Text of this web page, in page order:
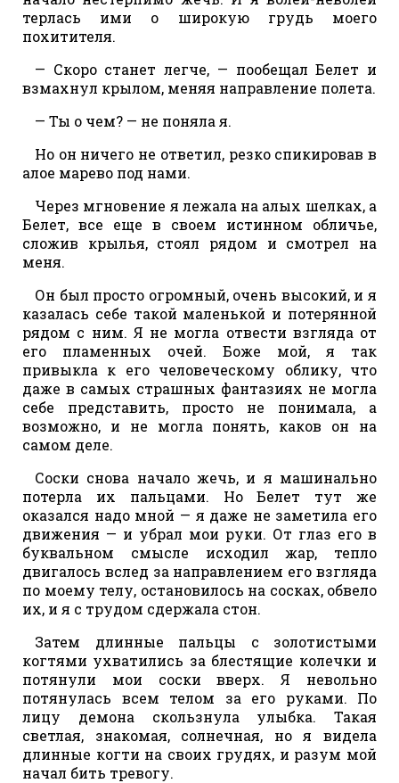
терлась ими о широкую грудь моего
похитителя.
— Скоро станет легче, — пообещал Белет и
взмахнул крылом, меняя направление полета.
— Ты о чем? — не поняла я.
Но он ничего не ответил, резко спикировав в
алое марево под нами.
Через мгновение я лежала на алых шелках, а
Белет, все еще в своем истинном обличье,
сложив крылья, стоял рядом и смотрел на
меня.
Он был просто огромный, очень высокий, и я
казалась себе такой маленькой и потерянной
рядом с ним. Я не могла отвести взгляда от
его пламенных очей. Боже мой, я так
привыкла к его человеческому облику, что
даже в самых страшных фантазиях не могла
себе представить, просто не понимала, а
возможно, и не могла понять, каков он на
самом деле.
Соски снова начало жечь, и я машинально
потерла их пальцами. Но Белет тут же
оказался надо мной — я даже не заметила его
движения — и убрал мои руки. От глаз его в
буквальном смысле исходил жар, тепло
двигалось вслед за направлением его взгляда
по моему телу, остановилось на сосках, обвело
их, и я с трудом сдержала стон.
Затем длинные пальцы с золотистыми
когтями ухватились за блестящие колечки и
потянули мои соски вверх. Я невольно
потянулась всем телом за его руками. По
лицу демона скользнула улыбка. Такая
светлая, знакомая, солнечная, но я видела
длинные когти на своих грудях, и разум мой
начал бить тревогу.